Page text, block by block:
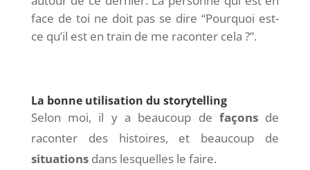
face de toi ne doit pas se dire “Pourquoi est-
ce qu’il est en train de me raconter cela ?”.
La bonne utilisation du storytelling
Selon moi, il y a beaucoup de façons de
raconter des histoires, et beaucoup de
situations dans lesquelles le faire.